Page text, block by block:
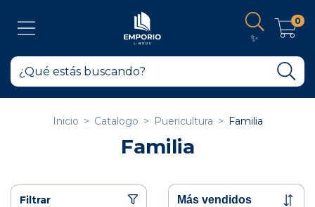
✨
0
Inicio > Catalogo > Puericultura > Familia
Familia
Filtrar